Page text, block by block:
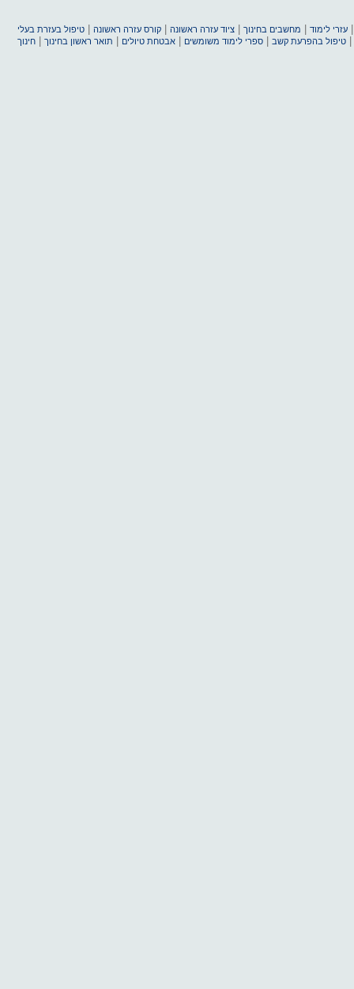
עזרי לימוד מחשבים בחינוך |ציוד עזרה ראשונה |קורס עזרה ראשונה |טיפול בעזרת בעלי
|טיפול בהפרעת קשב |ספרי לימוד משומשים |אבטחת טיולים תואר ראשון בחינוך |חינוך